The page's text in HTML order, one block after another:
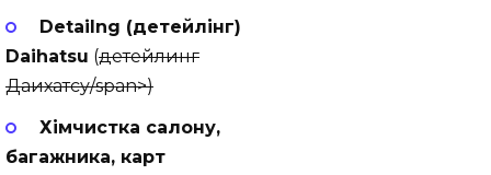
Detailng (детейлінг)
Daihatsu (детейлинг
Даихатсу/span>)
Хімчистка салону,
багажника, карт